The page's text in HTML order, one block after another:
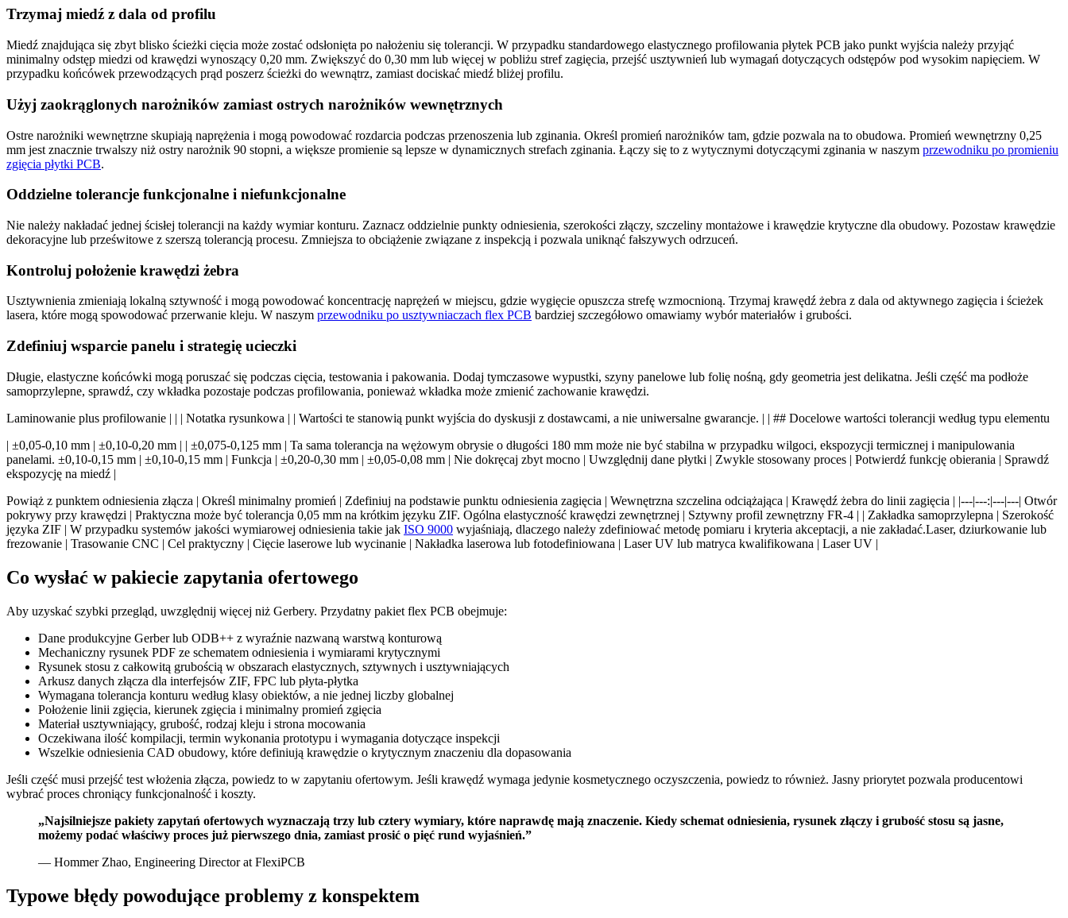
Trzymaj miedź z dala od profilu
Miedź znajdująca się zbyt blisko ścieżki cięcia może zostać odsłonięta po nałożeniu się tolerancji. W przypadku standardowego elastycznego profilowania płytek PCB jako punkt wyjścia należy przyjąć
minimalny odstęp miedzi od krawędzi wynoszący 0,20 mm. Zwiększyć do 0,30 mm lub więcej w pobliżu stref zagięcia, przejść usztywnień lub wymagań dotyczących odstępów pod wysokim napięciem. W
przypadku końcówek przewodzących prąd poszerz ścieżki do wewnątrz, zamiast dociskać miedź bliżej profilu.
Użyj zaokrąglonych narożników zamiast ostrych narożników wewnętrznych
Ostre narożniki wewnętrzne skupiają naprężenia i mogą powodować rozdarcia podczas przenoszenia lub zginania. Określ promień narożników tam, gdzie pozwala na to obudowa. Promień wewnętrzny 0,25
mm jest znacznie trwalszy niż ostry narożnik 90 stopni, a większe promienie są lepsze w dynamicznych strefach zginania. Łączy się to z wytycznymi dotyczącymi zginania w naszym przewodniku po promieniu
zgięcia płytki PCB.
Oddzielne tolerancje funkcjonalne i niefunkcjonalne
Nie należy nakładać jednej ścisłej tolerancji na każdy wymiar konturu. Zaznacz oddzielnie punkty odniesienia, szerokości złączy, szczeliny montażowe i krawędzie krytyczne dla obudowy. Pozostaw krawędzie
dekoracyjne lub prześwitowe z szerszą tolerancją procesu. Zmniejsza to obciążenie związane z inspekcją i pozwala uniknąć fałszywych odrzuceń.
Kontroluj położenie krawędzi żebra
Usztywnienia zmieniają lokalną sztywność i mogą powodować koncentrację naprężeń w miejscu, gdzie wygięcie opuszcza strefę wzmocnioną. Trzymaj krawędź żebra z dala od aktywnego zagięcia i ścieżek
lasera, które mogą spowodować przerwanie kleju. W naszym przewodniku po usztywniaczach flex PCB bardziej szczegółowo omawiamy wybór materiałów i grubości.
Zdefiniuj wsparcie panelu i strategię ucieczki
Długie, elastyczne końcówki mogą poruszać się podczas cięcia, testowania i pakowania. Dodaj tymczasowe wypustki, szyny panelowe lub folię nośną, gdy geometria jest delikatna. Jeśli część ma podłoże
samoprzylepne, sprawdź, czy wkładka pozostaje podczas profilowania, ponieważ wkładka może zmienić zachowanie krawędzi.
Laminowanie plus profilowanie | | | Notatka rysunkowa | | Wartości te stanowią punkt wyjścia do dyskusji z dostawcami, a nie uniwersalne gwarancje. | | ## Docelowe wartości tolerancji według typu elementu
| ±0,05-0,10 mm | ±0,10-0,20 mm | | ±0,075-0,125 mm | Ta sama tolerancja na wężowym obrysie o długości 180 mm może nie być stabilna w przypadku wilgoci, ekspozycji termicznej i manipulowania
panelami. ±0,10-0,15 mm | ±0,10-0,15 mm | Funkcja | ±0,20-0,30 mm | ±0,05-0,08 mm | Nie dokręcaj zbyt mocno | Uwzględnij dane płytki | Zwykle stosowany proces | Potwierdź funkcję obierania | Sprawdź
ekspozycję na miedź |
Powiąż z punktem odniesienia złącza | Określ minimalny promień | Zdefiniuj na podstawie punktu odniesienia zagięcia | Wewnętrzna szczelina odciążająca | Krawędź żebra do linii zagięcia | |---|---:|---|---| Otwór
pokrywy przy krawędzi | Praktyczna może być tolerancja 0,05 mm na krótkim języku ZIF. Ogólna elastyczność krawędzi zewnętrznej | Sztywny profil zewnętrzny FR-4 | | Zakładka samoprzylepna | Szerokość
języka ZIF | W przypadku systemów jakości wymiarowej odniesienia takie jak ISO 9000 wyjaśniają, dlaczego należy zdefiniować metodę pomiaru i kryteria akceptacji, a nie zakładać.Laser, dziurkowanie lub
frezowanie | Trasowanie CNC | Cel praktyczny | Cięcie laserowe lub wycinanie | Nakładka laserowa lub fotodefiniowana | Laser UV lub matryca kwalifikowana | Laser UV |
Co wysłać w pakiecie zapytania ofertowego
Aby uzyskać szybki przegląd, uwzględnij więcej niż Gerbery. Przydatny pakiet flex PCB obejmuje:
Dane produkcyjne Gerber lub ODB++ z wyraźnie nazwaną warstwą konturową
Mechaniczny rysunek PDF ze schematem odniesienia i wymiarami krytycznymi
Rysunek stosu z całkowitą grubością w obszarach elastycznych, sztywnych i usztywniających
Arkusz danych złącza dla interfejsów ZIF, FPC lub płyta-płytka
Wymagana tolerancja konturu według klasy obiektów, a nie jednej liczby globalnej
Położenie linii zgięcia, kierunek zgięcia i minimalny promień zgięcia
Materiał usztywniający, grubość, rodzaj kleju i strona mocowania
Oczekiwana ilość kompilacji, termin wykonania prototypu i wymagania dotyczące inspekcji
Wszelkie odniesienia CAD obudowy, które definiują krawędzie o krytycznym znaczeniu dla dopasowania
Jeśli część musi przejść test włożenia złącza, powiedz to w zapytaniu ofertowym. Jeśli krawędź wymaga jedynie kosmetycznego oczyszczenia, powiedz to również. Jasny priorytet pozwala producentowi
wybrać proces chroniący funkcjonalność i koszty.
„Najsilniejsze pakiety zapytań ofertowych wyznaczają trzy lub cztery wymiary, które naprawdę mają znaczenie. Kiedy schemat odniesienia, rysunek złączy i grubość stosu są jasne,
możemy podać właściwy proces już pierwszego dnia, zamiast prosić o pięć rund wyjaśnień.”
— Hommer Zhao, Engineering Director at FlexiPCB
Typowe błędy powodujące problemy z konspektem